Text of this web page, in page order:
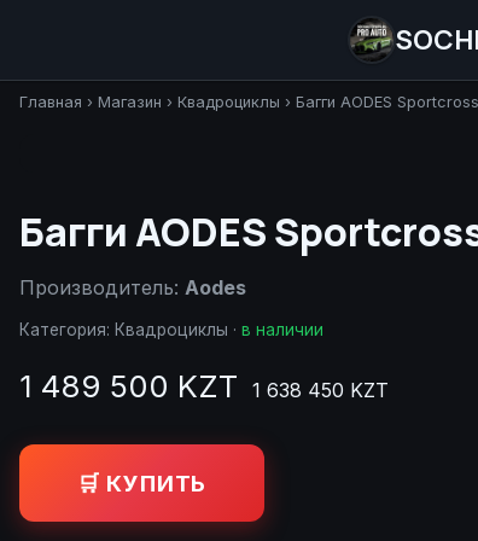
Главная › Магазин › Квадроциклы › Багги AODES
Багги AODES
Производитель: Aodes
Категория: Квадроциклы · в наличии
1 489 500 KZT 1 638 450 KZT
🛒 КУПИТЬ